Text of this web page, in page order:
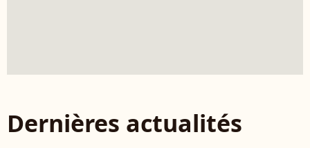
Dernières actualités